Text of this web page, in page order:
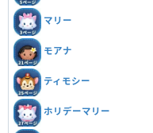
マリー
モアナ
ティモシー
ホリデーマリー